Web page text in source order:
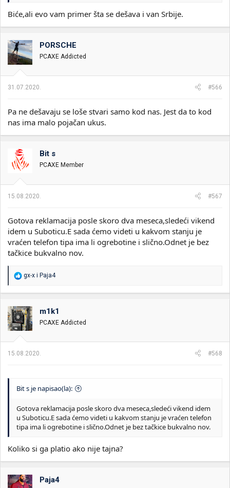
Biće,ali evo vam primer šta se dešava i van Srbije.
PORSCHE
PCAXE Addicted
31.07.2020. #566
Pa ne dešavaju se loše stvari samo kod nas. Jest da to kod
nas ima malo pojačan ukus.
Bit s
PCAXE Member
15.08.2020. #567
Gotova reklamacija posle skoro dva meseca,sledeći vikend
idem u Suboticu.E sada ćemo videti u kakvom stanju je
vraćen telefon tipa ima li ogrebotine i slično.Odnet je bez
tačkice bukvalno nov.
R
o
v
a
n
:
gx-x i Paja4
m1k1
PCAXE Addicted
15.08.2020. #568
Bit s je napisao(la):
Gotova reklamacija posle skoro dva meseca,sledeći vikend idem
u Suboticu.E sada ćemo videti u kakvom stanju je vraćen telefon
tipa ima li ogrebotine i slično.Odnet je bez tačkice bukvalno nov.
Koliko si ga platio ako nije tajna?
Paja4